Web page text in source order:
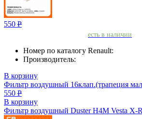
550 Р
есть в наличии
Номер по каталогу Renault:
Производитель:
В корзину
Фильтр воздушный 16клап.(трапеция
550 Р
В корзину
Фильтр воздушный Duster H4M Vesta X-